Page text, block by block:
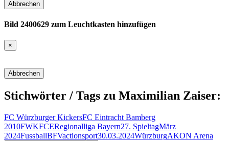
Abbrechen
Bild 2400629 zum Leuchtkasten hinzufügen
×
Abbrechen
Stichwörter / Tags zu Maximilian Zaiser:
FC Würzburger KickersFC Eintracht Bamberg
2010FWKFCERegionalliga Bayern27. SpieltagMärz
2024FussballBFVactionsport30.03.2024WürzburgAKON Arena